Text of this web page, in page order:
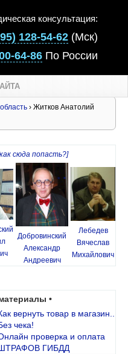
консультация:
128-54-62 (Мск)
64-86 По России
› Житков Анатолий
сюда попасть?]
Добровинский
Александр
Андреевич
Лебедев
Вячеслав
Михайлович
•
вернуть товар в магазин..
чека!
проверка и оплата
ГИБДД